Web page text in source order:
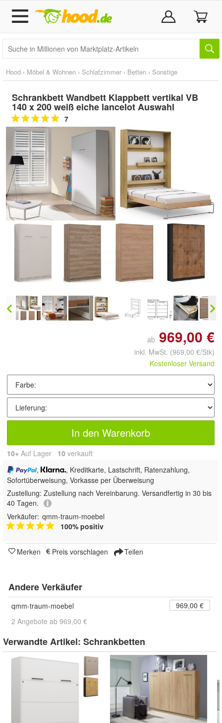
Hood › Möbel & Wohnen › Schlafzimmer › Betten › Sonstige
Schrankbett Wandbett Klappbett vertikal VB
140 x 200 weiß eiche lancelot Auswahl
7
Doppelt antippen zum
vergrößern
ab 969,00 €
inkl. MwSt. (969,00 €/Stk)
Kostenloser Versand
In den Warenkorb
10+ Auf Lager 10 verkauft
,
, Kreditkarte, Lastschrift, Ratenzahlung,
Sofortüberweisung, Vorkasse per Überweisung
Zustellung: Zustellung nach Vereinbarung. Versandfertig in 30 bis
40 Tagen.
Verkäufer: qmm-traum-moebel
100% positiv
Merken Preis vorschlagen Teilen
Andere Verkäufer
qmm-traum-moebel
969,00 €
2 Angebote ab 969,00 €
Verwandte Artikel: Schrankbetten